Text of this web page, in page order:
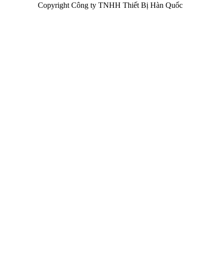
Copyright Công ty TNHH Thiết Bị Hàn Quốc